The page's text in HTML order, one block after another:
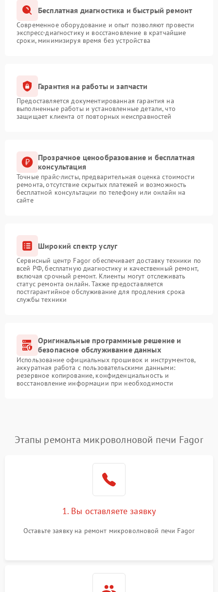
Бесплатная диагностика и быстрый ремонт
Современное оборудование и опыт позволяют провести
экспресс-диагностику и восстановление в кратчайшие
сроки, минимизируя время без устройства
Гарантия на работы и запчасти
Предоставляется документированная гарантия на
выполненные работы и установленные детали, что
защищает клиента от повторных неисправностей
Прозрачное ценообразование и бесплатная
консультация
Точные прайс-листы, предварительная оценка стоимости
ремонта, отсутствие скрытых платежей и возможность
бесплатной консультации по телефону или онлайн на
сайте
Широкий спектр услуг
Сервисный центр Fagor обеспечивает доставку техники по
всей РФ, бесплатную диагностику и качественный ремонт,
включая срочный ремонт. Клиенты могут отслеживать
статус ремонта онлайн. Также предоставляется
постгарантийное обслуживание для продления срока
службы техники
Оригинальные программные решение и
безопасное обслуживание данных
Использование официальных прошивок и инструментов,
аккуратная работа с пользовательскими данными:
резервное копирование, конфиденциальность и
восстановление информации при необходимости
Этапы ремонта микроволновой печи Fagor
1. Вы оставляете заявку
Оставьте заявку на ремонт микроволновой печи Fagor